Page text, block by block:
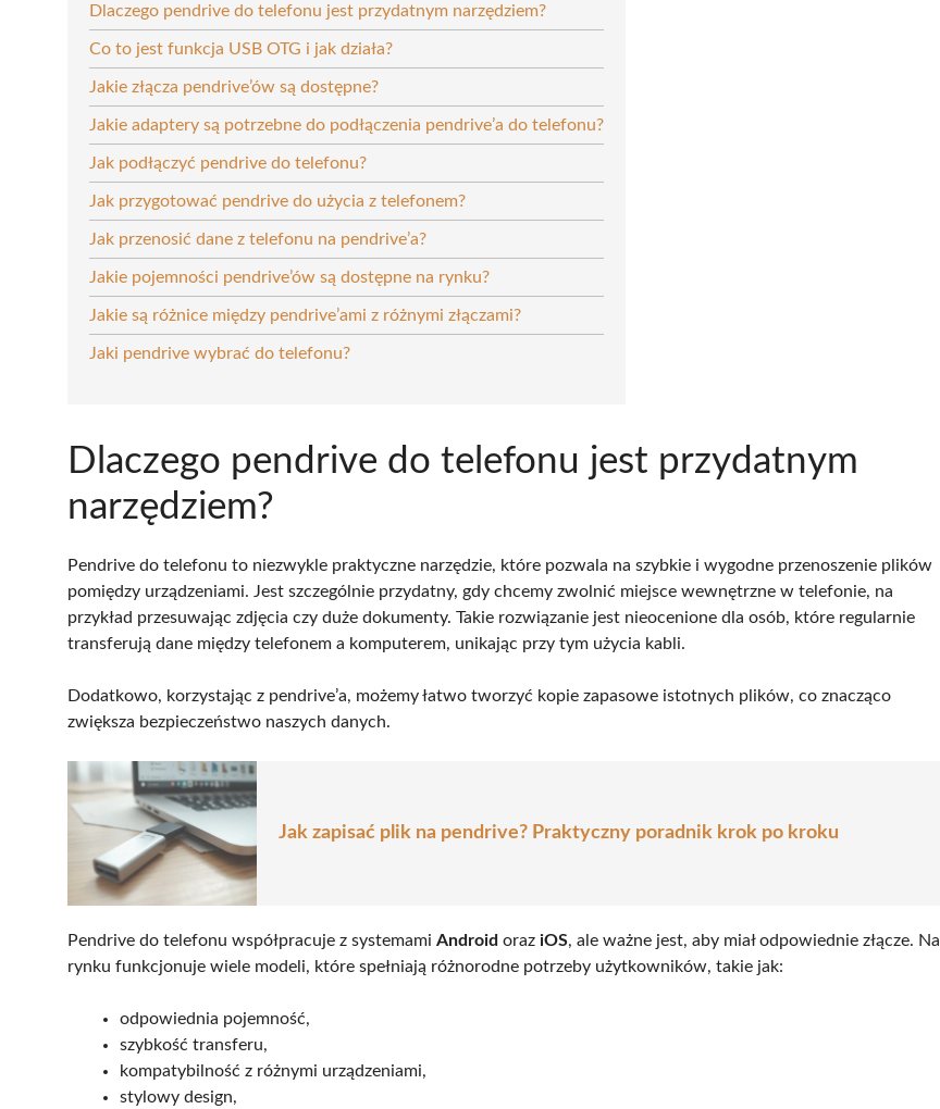
Dlaczego pendrive do telefonu jest przydatnym narzędziem?
Co to jest funkcja USB OTG i jak działa?
Jakie złącza pendrive’ów są dostępne?
Jakie adaptery są potrzebne do podłączenia pendrive’a do telefonu?
Jak podłączyć pendrive do telefonu?
Jak przygotować pendrive do użycia z telefonem?
Jak przenosić dane z telefonu na pendrive’a?
Jakie pojemności pendrive’ów są dostępne na rynku?
Jakie są różnice między pendrive’ami z różnymi złączami?
Jaki pendrive wybrać do telefonu?
Dlaczego pendrive do telefonu jest przydatnym
narzędziem?
Pendrive do telefonu to niezwykle praktyczne narzędzie, które pozwala na szybkie i wygodne przenoszenie plików
pomiędzy urządzeniami. Jest szczególnie przydatny, gdy chcemy zwolnić miejsce wewnętrzne w telefonie, na
przykład przesuwając zdjęcia czy duże dokumenty. Takie rozwiązanie jest nieocenione dla osób, które regularnie
transferują dane między telefonem a komputerem, unikając przy tym użycia kabli.
Dodatkowo, korzystając z pendrive’a, możemy łatwo tworzyć kopie zapasowe istotnych plików, co znacząco
zwiększa bezpieczeństwo naszych danych.
Jak zapisać plik na pendrive? Praktyczny poradnik krok po kroku
Pendrive do telefonu współpracuje z systemami Android oraz iOS, ale ważne jest, aby miał odpowiednie złącze. Na
rynku funkcjonuje wiele modeli, które spełniają różnorodne potrzeby użytkowników, takie jak:
odpowiednia pojemność,
szybkość transferu,
kompatybilność z różnymi urządzeniami,
stylowy design,